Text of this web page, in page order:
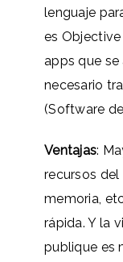
lenguaje
es
apps que se
necesario
(Software
Ventajas:
recursos
memoria,
rápida. Y la
publique es